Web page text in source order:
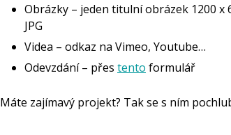
Obrázky – jeden titulní obrázek 1200 x
JPG
Videa – odkaz na Vimeo, Youtube…
Odevzdání – přes tento formulář
Máte zajímavý projekt? Tak se s ním